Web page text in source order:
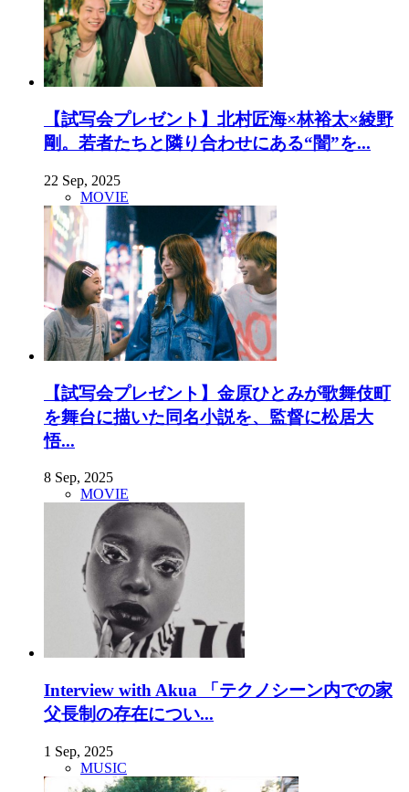
【試写会プレゼント】北村匠海×林裕太×綾野
剛。若者たちと隣り合わせにある“闇”を...
22 Sep, 2025
MOVIE
【試写会プレゼント】金原ひとみが歌舞伎町
を舞台に描いた同名小説を、監督に松居大
悟...
8 Sep, 2025
MOVIE
Interview with Akua 「テクノシーン内での家
父長制の存在につい...
1 Sep, 2025
MUSIC